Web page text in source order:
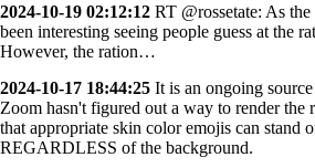
2024-10-19 02:12:12 RT @rossetate: As
been interesting seeing people guess at the
However, the ration…
2024-10-17 18:44:25 It is an ongoing
Zoom hasn't figured out a way to render the
that appropriate skin color emojis can stand
REGARDLESS of the background.